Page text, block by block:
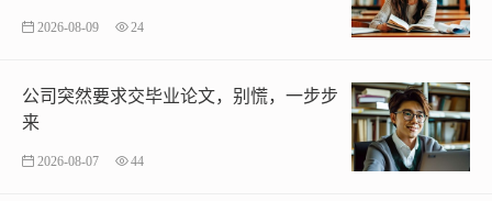
2026-08-09 24
公司突然要求交毕业论文，别慌，一步步
来
2026-08-07 44